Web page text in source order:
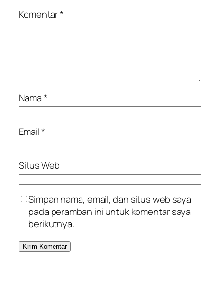
Komentar*
Nama*
Email*
Situs Web
Simpan nama, email, dan situs web saya
pada peramban ini untuk komentar saya
berikutnya.